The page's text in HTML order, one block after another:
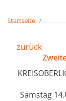
Startseite
zurück
Samstag